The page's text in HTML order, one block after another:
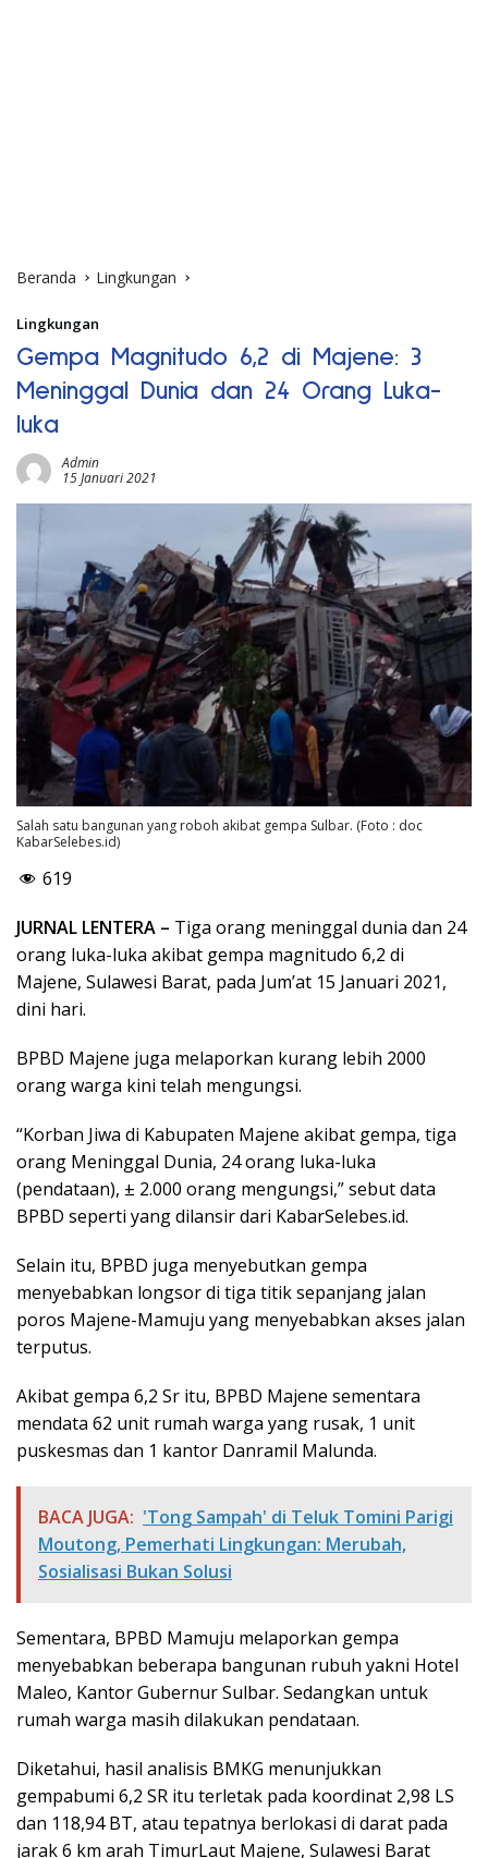
Beranda Lingkungan
Lingkungan
Gempa Magnitudo 6,2 di Majene: 3
Meninggal Dunia dan 24 Orang Luka-
luka
Admin
15 Januari 2021
Salah satu bangunan yang roboh akibat gempa Sulbar. (Foto : doc
KabarSelebes.id)
619
JURNAL LENTERA – Tiga orang meninggal dunia dan 24
orang luka-luka akibat gempa magnitudo 6,2 di
Majene, Sulawesi Barat, pada Jum’at 15 Januari 2021,
dini hari.
BPBD Majene juga melaporkan kurang lebih 2000
orang warga kini telah mengungsi.
“Korban Jiwa di Kabupaten Majene akibat gempa, tiga
orang Meninggal Dunia, 24 orang luka-luka
(pendataan), ± 2.000 orang mengungsi,” sebut data
BPBD seperti yang dilansir dari KabarSelebes.id.
Selain itu, BPBD juga menyebutkan gempa
menyebabkan longsor di tiga titik sepanjang jalan
poros Majene-Mamuju yang menyebabkan akses jalan
terputus.
Akibat gempa 6,2 Sr itu, BPBD Majene sementara
mendata 62 unit rumah warga yang rusak, 1 unit
puskesmas dan 1 kantor Danramil Malunda.
BACA JUGA: 'Tong Sampah' di Teluk Tomini Parigi
Moutong, Pemerhati Lingkungan: Merubah,
Sosialisasi Bukan Solusi
Sementara, BPBD Mamuju melaporkan gempa
menyebabkan beberapa bangunan rubuh yakni Hotel
Maleo, Kantor Gubernur Sulbar. Sedangkan untuk
rumah warga masih dilakukan pendataan.
Diketahui, hasil analisis BMKG menunjukkan
gempabumi 6,2 SR itu terletak pada koordinat 2,98 LS
dan 118,94 BT, atau tepatnya berlokasi di darat pada
jarak 6 km arah TimurLaut Majene, Sulawesi Barat